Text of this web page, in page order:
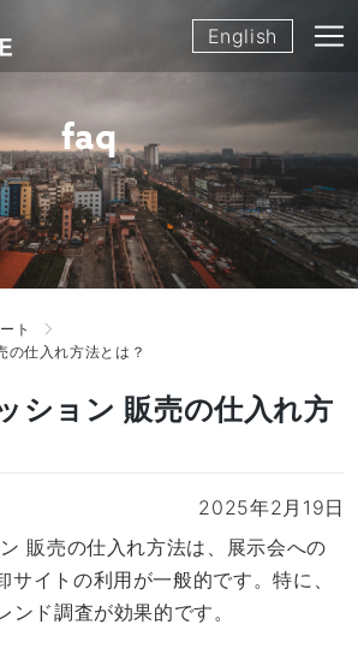
English
faq
ト
の仕入れ方法とは？
ション 販売の仕入れ方
2025年2月19日
販売の仕入れ方法は、展示会への
サイトの利用が一般的です。特に、
ンド調査が効果的です。